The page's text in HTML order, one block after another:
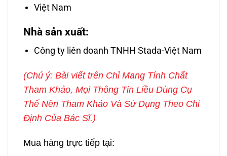
Việt Nam
Nhà sản xuất:
Công ty liên doanh TNHH Stada-Việt Nam
(Chú ý: Bài viết trên Chỉ Mang Tính Chất
Tham Khảo, Mọi Thông Tin Liều Dùng Cụ
Thể Nên Tham Khảo Và Sử Dụng Theo Chỉ
Định Của Bác Sĩ.)
Mua hàng trực tiếp tại: